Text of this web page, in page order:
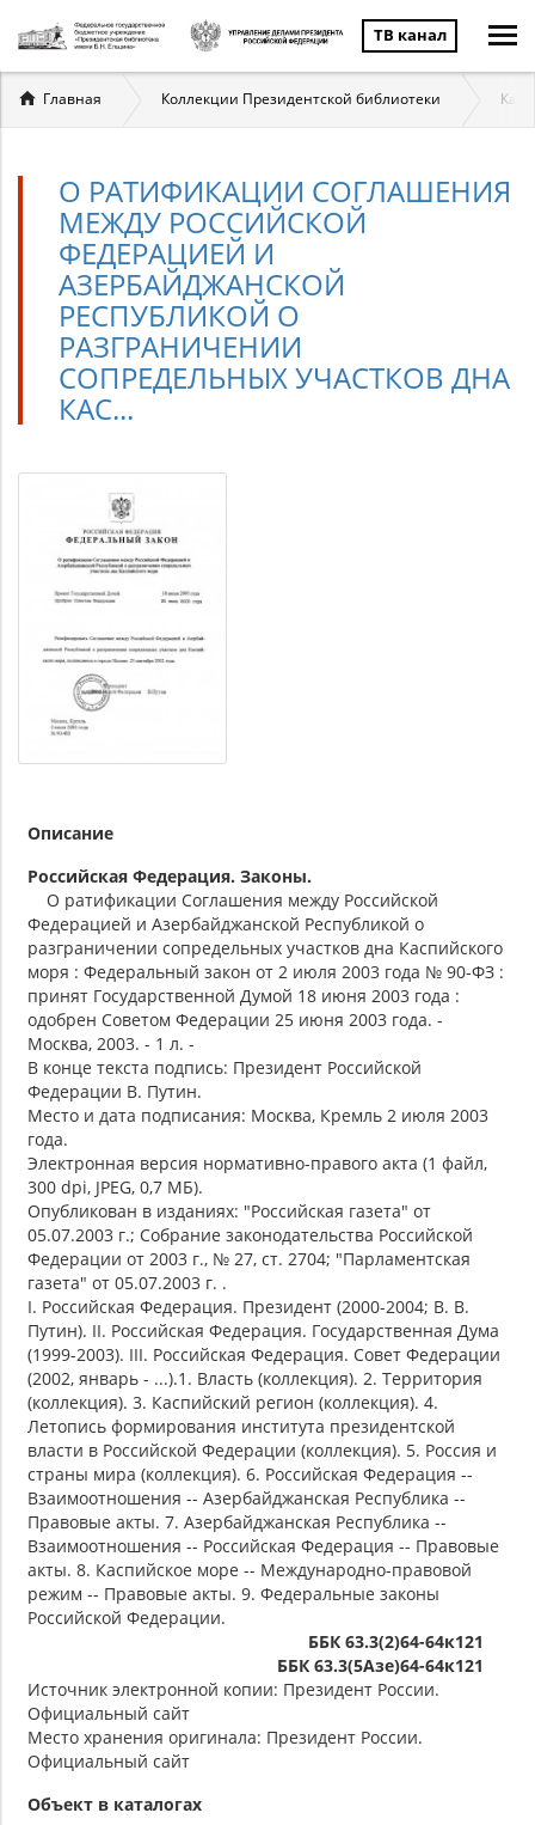
ТВ канал
Вы
здесь
Главная Коллекции Президентской библиотеки
О РАТИФИКАЦИИ СОГЛАШЕНИЯ
МЕЖДУ РОССИЙСКОЙ
ФЕДЕРАЦИЕЙ И
АЗЕРБАЙДЖАНСКОЙ
РЕСПУБЛИКОЙ О
РАЗГРАНИЧЕНИИ
СОПРЕДЕЛЬНЫХ УЧАСТКОВ ДНА
КАС...
Описание
Российская Федерация. Законы.
О ратификации Соглашения между Российской
Федерацией и Азербайджанской Республикой о
разграничении сопредельных участков дна Каспийского
моря : Федеральный закон от 2 июля 2003 года № 90-ФЗ :
принят Государственной Думой 18 июня 2003 года :
одобрен Советом Федерации 25 июня 2003 года. -
Москва, 2003. - 1 л. -
В конце текста подпись: Президент Российской
Федерации В. Путин.
Место и дата подписания: Москва, Кремль 2 июля 2003
года.
Электронная версия нормативно-правого акта (1 файл,
300 dpi, JPEG, 0,7 МБ).
Опубликован в изданиях: "Российская газета" от
05.07.2003 г.; Собрание законодательства Российской
Федерации от 2003 г., № 27, ст. 2704; "Парламентская
газета" от 05.07.2003 г. .
I. Российская Федерация. Президент (2000-2004; В. В.
Путин). II. Российская Федерация. Государственная Дума
(1999-2003). III. Российская Федерация. Совет Федерации
(2002, январь - ...).1. Власть (коллекция). 2. Территория
(коллекция). 3. Каспийский регион (коллекция). 4.
Летопись формирования института президентской
власти в Российской Федерации (коллекция). 5. Россия и
страны мира (коллекция). 6. Российская Федерация --
Взаимоотношения -- Азербайджанская Республика --
Правовые акты. 7. Азербайджанская Республика --
Взаимоотношения -- Российская Федерация -- Правовые
акты. 8. Каспийское море -- Международно-правовой
режим -- Правовые акты. 9. Федеральные законы
Российской Федерации.
ББК 63.3(2)64-64к121
ББК 63.3(5Азе)64-64к121
Источник электронной копии: Президент России.
Официальный сайт
Место хранения оригинала: Президент России.
Официальный сайт
Объект в каталогах